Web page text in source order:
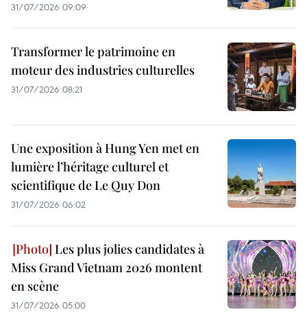
31/07/2026 09:09
Transformer le patrimoine en
moteur des industries culturelles
31/07/2026 08:21
Une exposition à Hung Yen met en
lumière l’héritage culturel et
scientifique de Le Quy Don
31/07/2026 06:02
Les plus jolies candidates à
Miss Grand Vietnam 2026 montent
en scène
31/07/2026 05:00